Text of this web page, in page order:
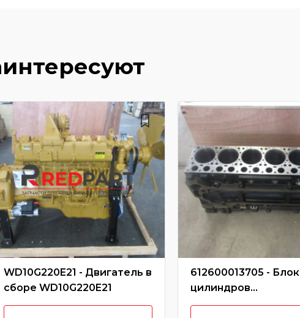
WD10G220E21 - Двигатель в
сборе WD10G220E21
612600013705 - Блок
цилиндров
WD10/612600013705